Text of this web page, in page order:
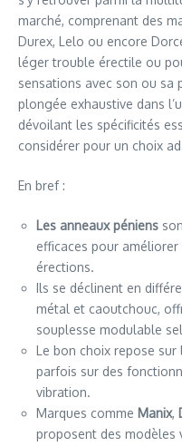
marché, comprenant des
Durex, Lelo ou encore
léger trouble érectile ou
sensations avec son ou sa
plongée exhaustive dans
dévoilant les spécificités
considérer pour un choix
En bref :
Les anneaux péniens
efficaces pour
érections.
Ils se déclinent en
métal et caoutchouc,
souplesse modulable
Le bon choix repose
parfois sur des
vibration.
Marques comme Manix,
proposent des modèles